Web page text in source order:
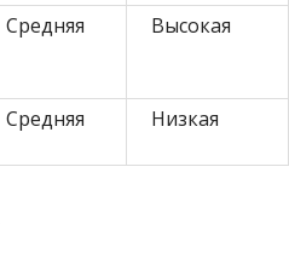
Средняя Высокая
Средняя Низкая